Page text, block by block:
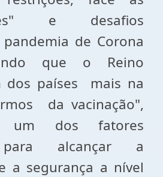
e desafios
de Corona
que o Reino
dos países mais na
da vacinação",
um dos fatores
para alcançar a
a segurança a nível